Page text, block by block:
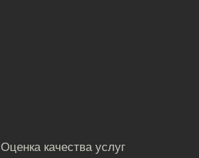
Оценка качества услуг